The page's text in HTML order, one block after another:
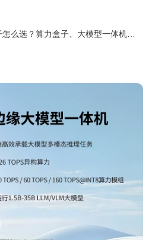
么选？算力盒子、大模型一体机有